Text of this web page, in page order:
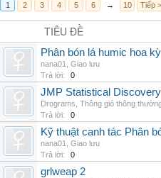
1 2 3 4 5 6 → 10 Tiếp >
TIÊU ĐỀ
Phân bón lá humic hoa
nana01
Giao lưu
Trả lời:
0
JMP Statistical
Drograms Thông gió thông
Trả lời:
0
Kỹ thuật canh tác Phân
nana01
Giao lưu
Trả lời:
0
grlweap 2